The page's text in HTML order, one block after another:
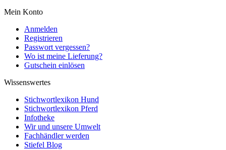
Mein Konto
Anmelden
Registrieren
Passwort vergessen?
Wo ist meine Lieferung?
Gutschein einlösen
Wissenswertes
Stichwortlexikon Hund
Stichwortlexikon Pferd
Infotheke
Wir und unsere Umwelt
Fachhändler werden
Stiefel Blog